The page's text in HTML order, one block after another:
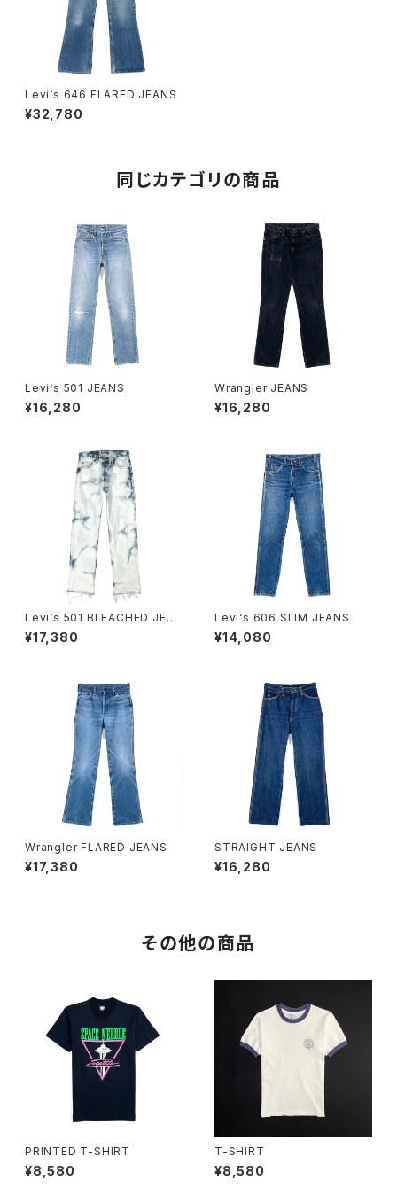
Levi‘s 646 FLARED JEANS
¥32,780
同じカテゴリの商品
Levi‘s 501 JEANS
¥16,280
Wrangler JEANS
¥16,280
Levi‘s 501 BLEACHED JEA
NS
¥17,380
Levi‘s 606 SLIM JEANS
¥14,080
Wrangler FLARED JEANS
¥17,380
STRAIGHT JEANS
¥16,280
その他の商品
PRINTED T-SHIRT
¥8,580
T-SHIRT
¥8,580